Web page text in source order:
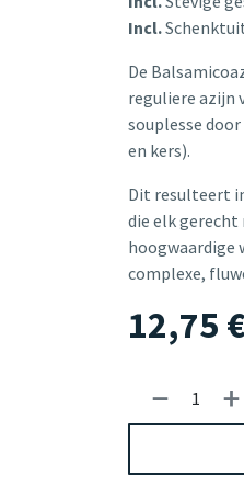
Incl.
De
reguliere azijn
souplesse
en kers).
Dit resulteert
die elk
hoogwaardige
complexe,
12,75